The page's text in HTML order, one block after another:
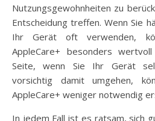
Nutzungsgewohnheiten zu
Entscheidung treffen. Wenn Sie
Ihr Gerät oft verwenden,
AppleCare+ besonders
Seite, wenn Sie Ihr Gerät
vorsichtig damit umgehen,
AppleCare+ weniger notwendig
In jedem Fall ist es ratsam, sich